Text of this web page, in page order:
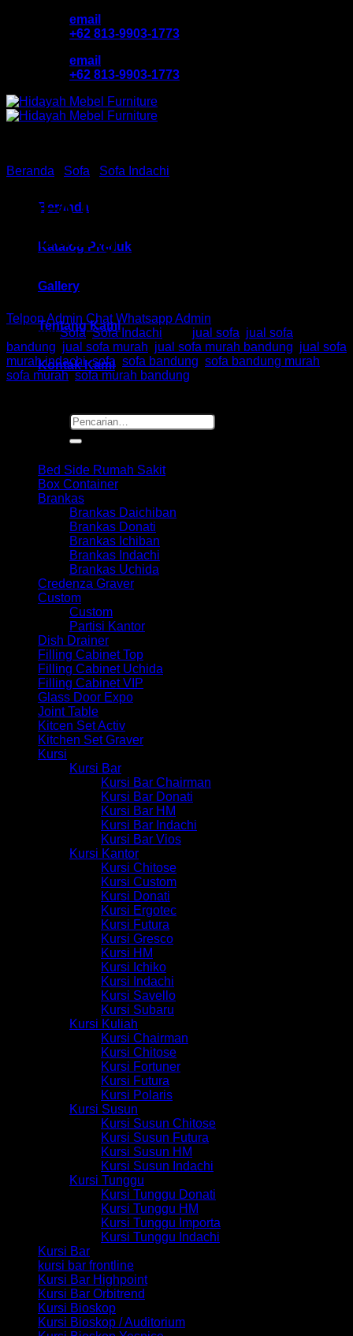
email
+62 813-9903-1773
email
+62 813-9903-1773
Beranda
Katalog Produk
Gallery
Tentang Kami
Kontak Kami
Pencarian
untuk:
Beranda Sofa Sofa Indachi
SOFA Ind HM OBIZ
Bandung
Telpon Admin Chat Whatsapp Admin
Kategori:Sofa,Sofa Indachi jual sofa jual sofa
bandung jual sofa murah jual sofa murah bandung jual sofa
murah indachi,sofa sofa bandung sofa bandung murah
sofa murah,sofa murah bandung
Bed Side Rumah Sakit
Box Container
Brankas
Brankas Daichiban
Brankas Donati
Brankas Ichiban
Brankas Indachi
Brankas Uchida
Credenza Graver
Custom
Custom
Partisi Kantor
Dish Drainer
Filling Cabinet Top
Filling Cabinet Uchida
Filling Cabinet VIP
Glass Door Expo
Joint Table
Kitcen Set Activ
Kitchen Set Graver
Kursi
Kursi Bar
Kursi Bar Chairman
Kursi Bar Donati
Kursi Bar HM
Kursi Bar Indachi
Kursi Bar Vios
Kursi Kantor
Kursi Chitose
Kursi Custom
Kursi Donati
Kursi Ergotec
Kursi Futura
Kursi Gresco
Kursi HM
Kursi Ichiko
Kursi Indachi
Kursi Savello
Kursi Subaru
Kursi Kuliah
Kursi Chairman
Kursi Chitose
Kursi Fortuner
Kursi Futura
Kursi Polaris
Kursi Susun
Kursi Susun Chitose
Kursi Susun Futura
Kursi Susun HM
Kursi Susun Indachi
Kursi Tunggu
Kursi Tunggu Donati
Kursi Tunggu HM
Kursi Tunggu Importa
Kursi Tunggu Indachi
Kursi Bar
kursi bar frontline
Kursi Bar Highpoint
Kursi Bar Orbitrend
Kursi Bioskop
Kursi Bioskop / Auditorium